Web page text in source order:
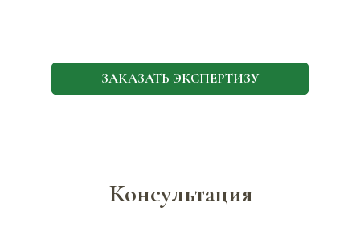
ЗАКАЗАТЬ ЭКСПЕРТИЗУ
Консультация